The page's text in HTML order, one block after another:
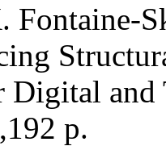
Fontaine-
Digital
p.